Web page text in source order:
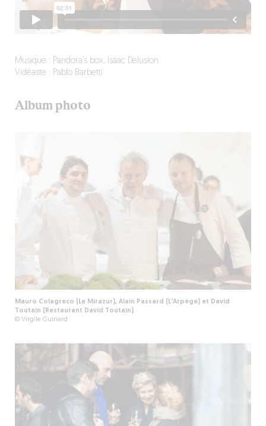
Musique : Pandora’s box, Isaac Delusion
Vidéaste : Pablo Barbetti
Album photo
Mauro Colagreco (Le Mirazur), Alain Passard (L'Arpège) et David
Toutain (Restaurant David Toutain)
© Virgile Guinard